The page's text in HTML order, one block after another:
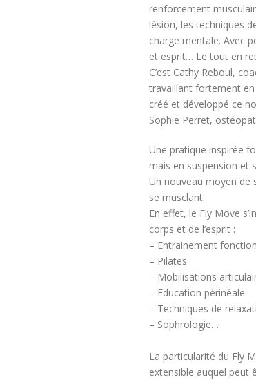
renforcement
lésion, les techniques
charge mentale. Avec
et esprit… Le tout en
C’est Cathy Reboul,
travaillant fortement
créé et développé ce
Sophie Perret,
Une pratique inspirée
mais en suspension et
Un nouveau moyen de
se musclant.
En effet, le Fly Move
corps et de l’esprit :
– Entrainement
– Pilates
– Mobilisations
– Education périnéale
– Techniques de
– Sophrologie…
La particularité du Fly
extensible auquel peut